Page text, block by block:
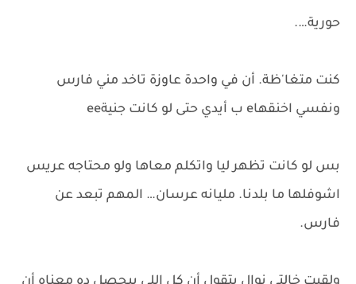
حورية….
كنت متغا'ظة. أن في واحدة عاوزة تاخد مني فارس
ونفسي اخنقهاe ب أيدي حتى لو كانت جنيةee
بس لو كانت تظهر ليا واتكلم معاها ولو محتاجه عريس
اشوفلها ما بلدنا. مليانه عرسان… المهم تبعد عن
فارس.